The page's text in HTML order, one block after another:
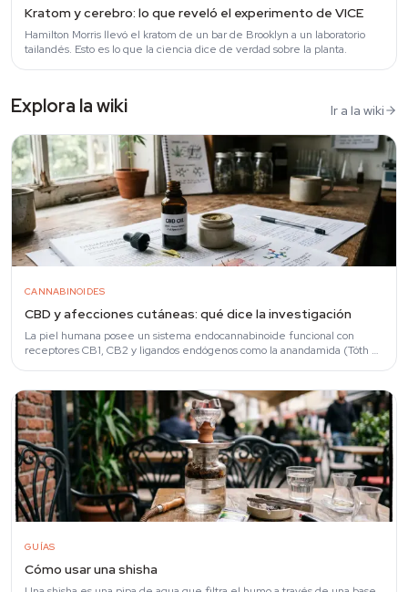
Kratom y cerebro: lo que reveló el experimento de VICE
Hamilton Morris llevó el kratom de un bar de Brooklyn a un laboratorio
tailandés. Esto es lo que la ciencia dice de verdad sobre la planta.
Explora la wiki Ir a la wiki
CANNABINOIDES
CBD y afecciones cutáneas: qué dice la investigación
La piel humana posee un sistema endocannabinoide funcional con
receptores CB1, CB2 y ligandos endógenos como la anandamida (Tóth et
GUÍAS
Cómo usar una shisha